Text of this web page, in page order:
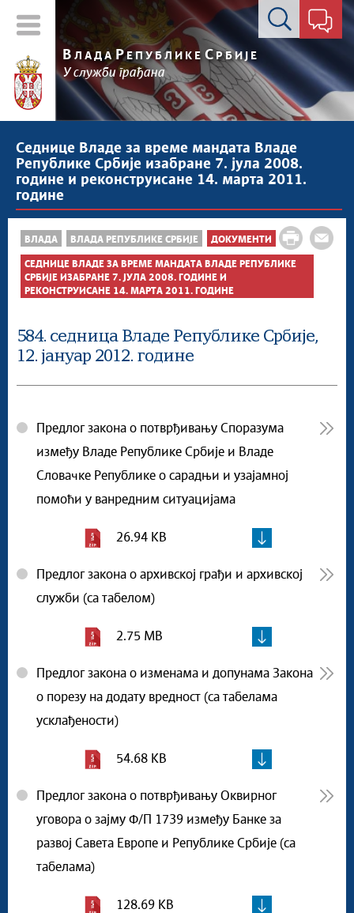
Контакт форма
В ЛАДА РЕПУБЛИКЕ СРБИЈЕ
У служби грађана
Седнице Владе за време мандата Владе
Републике Србије изабране 7. јула 2008.
године и реконструисане 14. марта 2011.
године
ВЛАДА ВЛАДА РЕПУБЛИКЕ СРБИЈЕ ДОКУМЕНТИ
СЕДНИЦЕ ВЛАДЕ ЗА ВРЕМЕ МАНДАТА ВЛАДЕ РЕПУБЛИКЕ
СРБИЈЕ ИЗАБРАНЕ 7. ЈУЛА 2008. ГОДИНЕ И
РЕКОНСТРУИСАНЕ 14. МАРТА 2011. ГОДИНЕ
584. седница Владе Републике Србије,
12. јануар 2012. године
Предлог закона о потврђивању Споразума
између Владе Републике Србије и Владе
Словачке Републике о сарадњи и узајамној
помоћи у ванредним ситуацијама
26.94 KB
Предлог закона о архивској грађи и архивској
служби (са табелом)
2.75 MB
Предлог закона о изменама и допунама Закона
о порезу на додату вредност (са табелама
усклађености)
54.68 KB
Предлог закона о потврђивању Оквирног
уговора о зајму Ф/П 1739 између Банке за
развој Савета Европе и Републике Србије (са
табелама)
128.69 KB